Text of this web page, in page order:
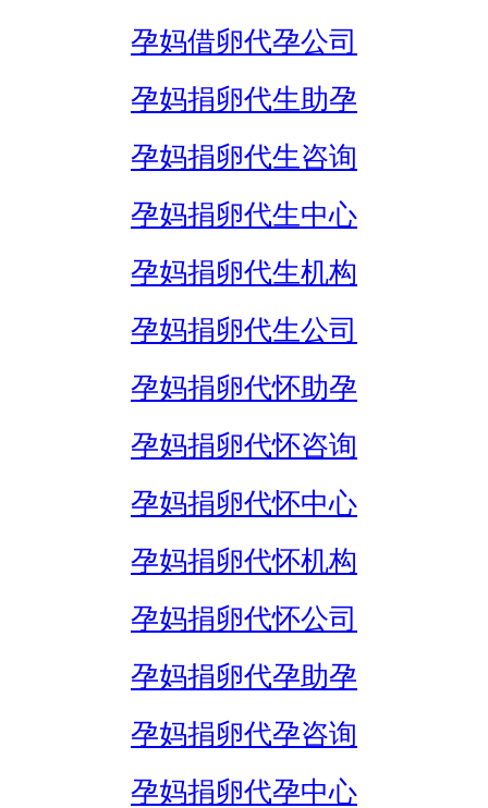
孕妈借卵代孕公司
孕妈捐卵代生助孕
孕妈捐卵代生咨询
孕妈捐卵代生中心
孕妈捐卵代生机构
孕妈捐卵代生公司
孕妈捐卵代怀助孕
孕妈捐卵代怀咨询
孕妈捐卵代怀中心
孕妈捐卵代怀机构
孕妈捐卵代怀公司
孕妈捐卵代孕助孕
孕妈捐卵代孕咨询
孕妈捐卵代孕中心